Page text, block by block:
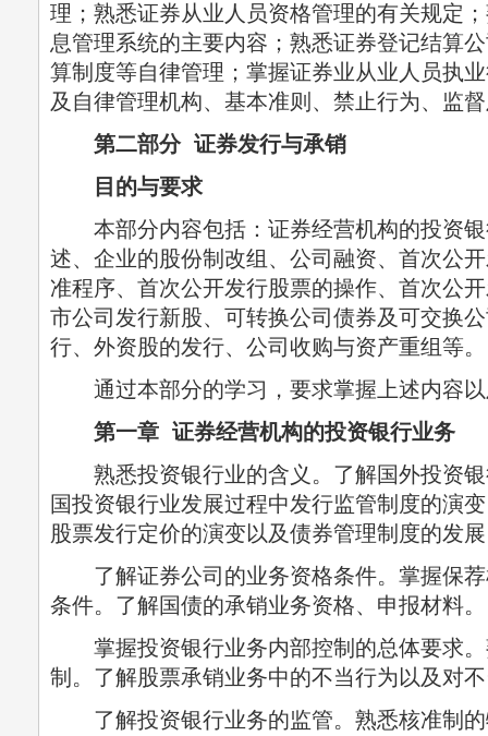
理；熟悉证券从业人员资格管理的有关规定
息管理系统的主要内容；熟悉证券登记结算
算制度等自律管理；掌握证券业从业人员执
及自律管理机构、基本准则、禁止行为、监
第二部分 证券发行与承销
目的与要求
本部分内容包括：证券经营机构的投资银
述、企业的股份制改组、公司融资、首次公
准程序、首次公开发行股票的操作、首次公
市公司发行新股、可转换公司债券及可交换
行、外资股的发行、公司收购与资产重组等。
通过本部分的学习，要求掌握上述内容以
第一章 证券经营机构的投资银行业务
熟悉投资银行业的含义。了解国外投资银
国投资银行业发展过程中发行监管制度的演
股票发行定价的演变以及债券管理制度的发
了解证券公司的业务资格条件。掌握保荐
条件。了解国债的承销业务资格、申报材料。
掌握投资银行业务内部控制的总体要求。
制。了解股票承销业务中的不当行为以及对
了解投资银行业务的监管。熟悉核准制的